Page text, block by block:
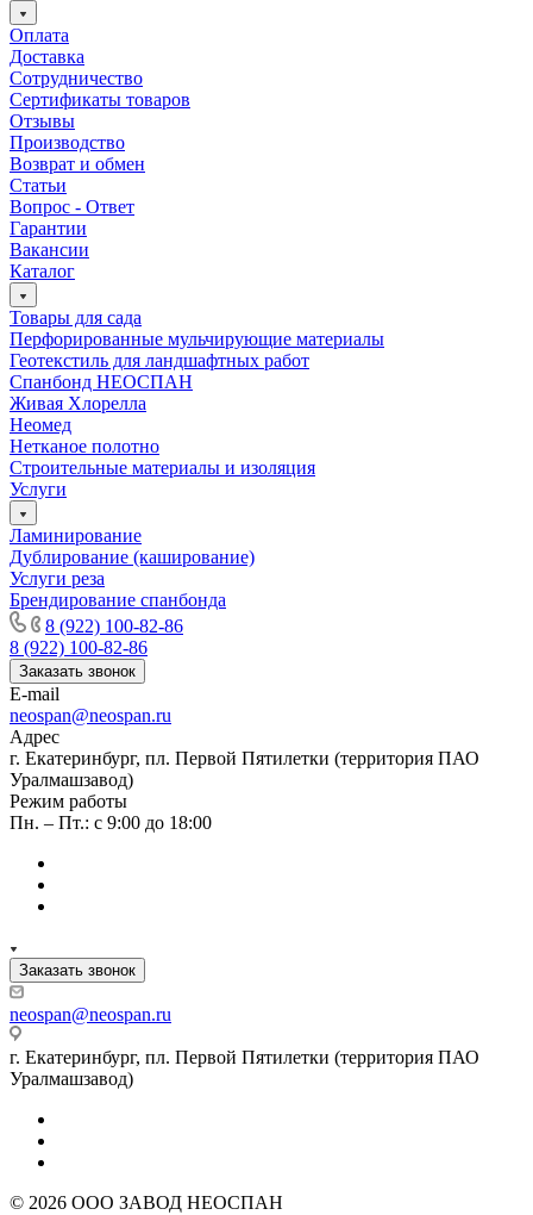
Оплата
Доставка
Сотрудничество
Сертификаты товаров
Отзывы
Производство
Возврат и обмен
Статьи
Вопрос - Ответ
Гарантии
Вакансии
Каталог
Товары для сада
Перфорированные мульчирующие материалы
Геотекстиль для ландшафтных работ
Спанбонд НЕОСПАН
Живая Хлорелла
Нeомед
Нетканое полотно
Строительные материалы и изоляция
Услуги
Ламинирование
Дублирование (каширование)
Услуги реза
Брендирование спанбонда
8 (922) 100-82-86
8 (922) 100-82-86
Заказать звонок
E-mail
neospan@neospan.ru
Адрес
г. Екатеринбург, пл. Первой Пятилетки (территория ПАО
Уралмашзавод)
Режим работы
Пн. – Пт.: с 9:00 до 18:00
Заказать звонок
neospan@neospan.ru
г. Екатеринбург, пл. Первой Пятилетки (территория ПАО
Уралмашзавод)
© 2026 ООО ЗАВОД НЕОСПАН